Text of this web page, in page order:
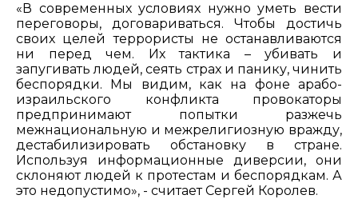
«В современных условиях нужно уметь вести
переговоры, договариваться. Чтобы достичь
своих целей террористы не останавливаются
ни перед чем. Их тактика – убивать и
запугивать людей, сеять страх и панику, чинить
беспорядки. Мы видим, как на фоне арабо-
израильского конфликта провокаторы
предпринимают попытки разжечь
межнациональную и межрелигиозную вражду,
дестабилизировать обстановку в стране.
Используя информационные диверсии, они
склоняют людей к протестам и беспорядкам. А
это недопустимо», - считает Сергей Королев.